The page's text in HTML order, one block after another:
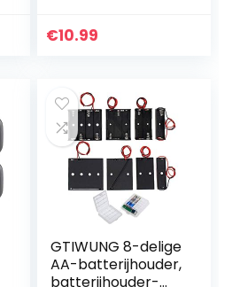
batterijhouder,
€10.99
GTIWUNG 8-delige
AA-batterijhouder,
batterijhouder-